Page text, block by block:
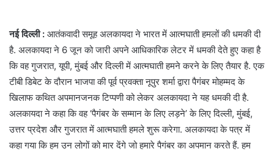
नई दिल्ली : आतंकवादी समूह अलकायदा ने भारत में आत्मघाती हमलों की धमकी दी
है. अलकायदा ने 6 जून को जारी अपने आधिकारिक लेटर में धमकी देते हुए कहा है
कि वह गुजरात, यूपी, मुंबई और दिल्ली में आत्मघाती हमने करने के लिए तैयार है. एक
टीबी डिबेट के दौरान भाजपा की पूर्व प्रवक्ता नूपुर शर्मा द्वारा पैगंबर मोहम्मद के
खिलाफ कथित अपमानजनक टिप्पणी को लेकर अलकायदा ने यह धमकी दी है.
अलकायदा ने कहा कि वह ‘पैगंबर के सम्मान के लिए लड़ने’ के लिए दिल्ली, मुंबई,
उत्तर प्रदेश और गुजरात में आत्मघाती हमले शुरू करेगा. अलकायदा के पत्र में
कहा गया कि हम उन लोगों को मार देंगे जो हमारे पैगंबर का अपमान करते हैं. हम